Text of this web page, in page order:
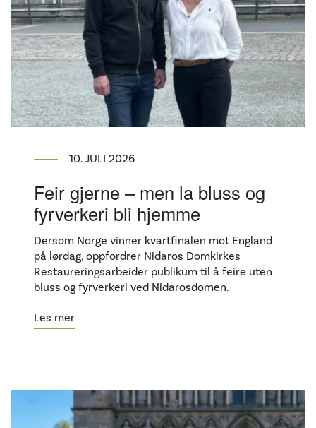
10. JULI 2026
Feir gjerne – men la bluss og
fyrverkeri bli hjemme
Dersom Norge vinner kvartfinalen mot England
på lørdag, oppfordrer Nidaros Domkirkes
Restaureringsarbeider publikum til å feire uten
bluss og fyrverkeri ved Nidarosdomen.
Les mer